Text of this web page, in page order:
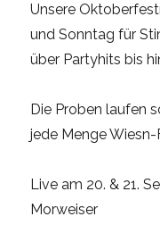
Unsere
und Sonntag für
über Partyhits bis
Die Proben laufen
jede Menge
Live am 20. & 21.
Morweiser